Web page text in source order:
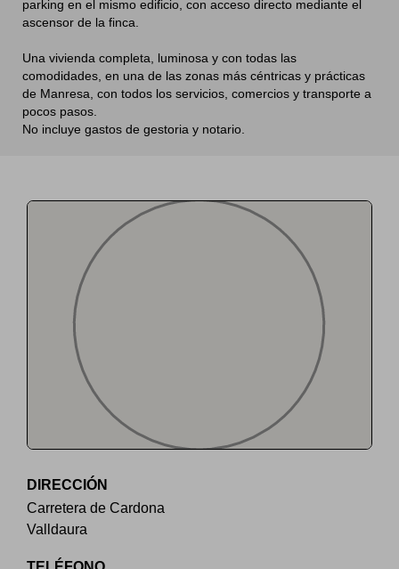
parking en el mismo edificio, con acceso directo mediante el
ascensor de la finca.
Una vivienda completa, luminosa y con todas las
comodidades, en una de las zonas más céntricas y prácticas
de Manresa, con todos los servicios, comercios y transporte a
pocos pasos.
No incluye gastos de gestoria y notario.
DIRECCIÓN
Carretera de Cardona
Valldaura